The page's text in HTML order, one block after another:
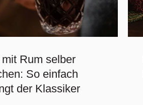
mit Rum selber
So einfach
der Klassiker